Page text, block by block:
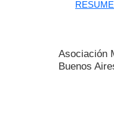
Asociación
Buenos